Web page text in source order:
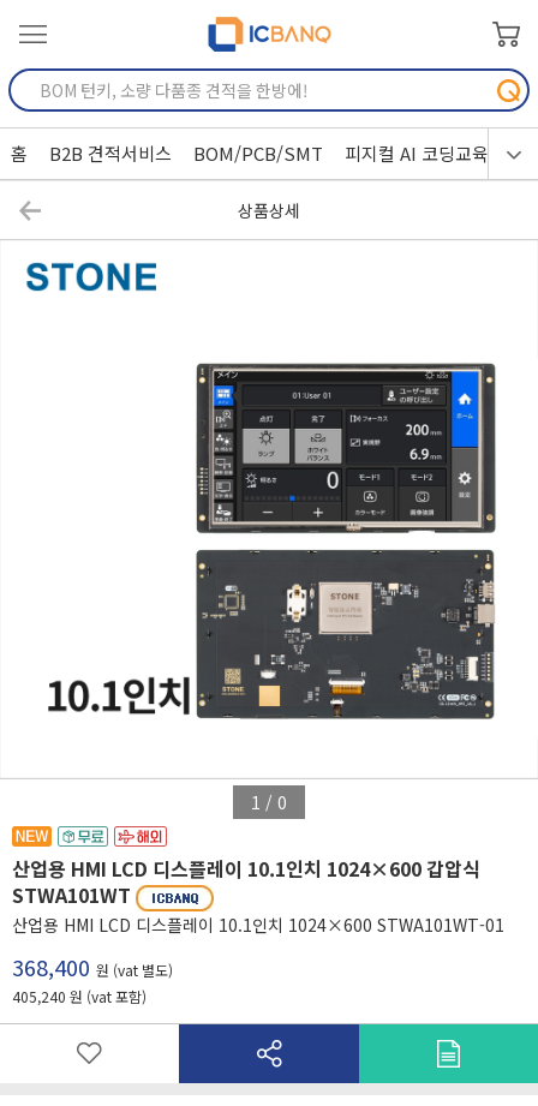
홈 B2B 견적서비스 BOM/PCB/SMT 피지컬 AI 코딩교육
상품상세
1 / 0
산업용 HMI LCD 디스플레이 10.1인치 1024×600 갑압식
STWA101WT
산업용 HMI LCD 디스플레이 10.1인치 1024×600 STWA101WT-01
368,400 원 (vat 별도)
405,240 원 (vat 포함)